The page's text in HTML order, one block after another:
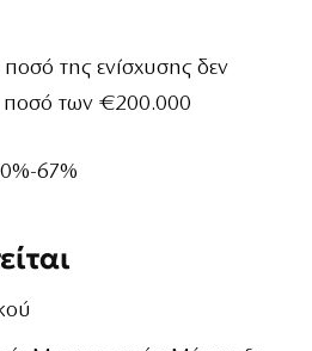
της ενίσχυσης δεν
ποσό των €200.000
67%